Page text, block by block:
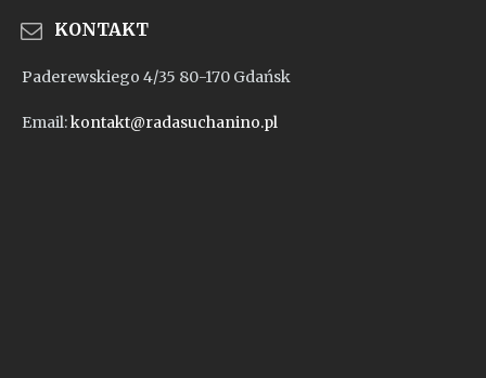
KONTAKT
Paderewskiego 4/35 80-170 Gdańsk
Email:kontakt@radasuchanino.pl